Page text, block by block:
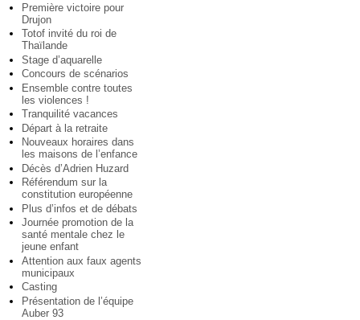
Première victoire pour
Drujon
Totof invité du roi de
Thaïlande
Stage d’aquarelle
Concours de scénarios
Ensemble contre toutes
les violences !
Tranquilité vacances
Départ à la retraite
Nouveaux horaires dans
les maisons de l’enfance
Décès d’Adrien Huzard
Référendum sur la
constitution européenne
Plus d’infos et de débats
Journée promotion de la
santé mentale chez le
jeune enfant
Attention aux faux agents
municipaux
Casting
Présentation de l’équipe
Auber 93